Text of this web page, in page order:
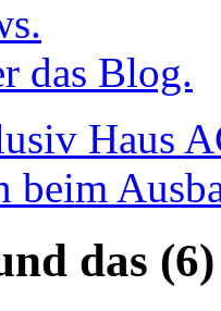
das Blog.
Haus
beim
das (6)